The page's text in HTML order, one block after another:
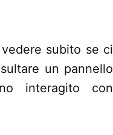
subito se ci
un pannello
interagito con